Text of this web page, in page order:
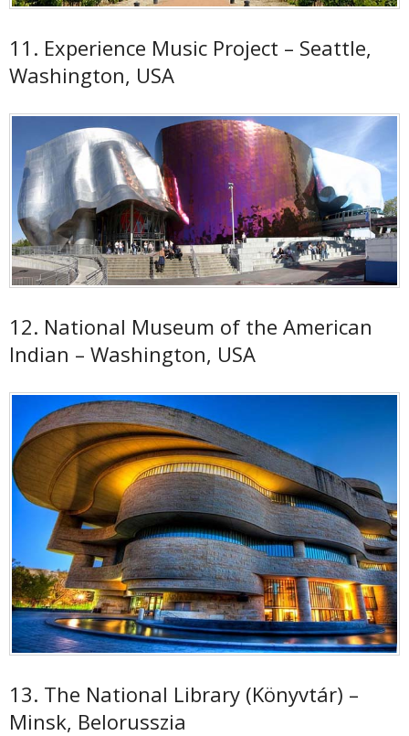
11. Experience Music Project – Seattle,
Washington, USA
12. National Museum of the American
Indian – Washington, USA
13. The National Library (Könyvtár) –
Minsk, Belorusszia